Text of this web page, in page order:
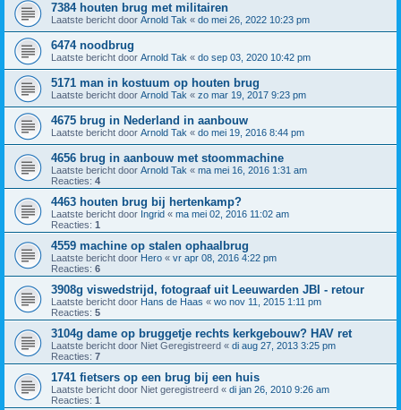
7384 houten brug met militairen
Laatste bericht door Arnold Tak « do mei 26, 2022 10:23 pm
6474 noodbrug
Laatste bericht door Arnold Tak « do sep 03, 2020 10:42 pm
5171 man in kostuum op houten brug
Laatste bericht door Arnold Tak « zo mar 19, 2017 9:23 pm
4675 brug in Nederland in aanbouw
Laatste bericht door Arnold Tak « do mei 19, 2016 8:44 pm
4656 brug in aanbouw met stoommachine
Laatste bericht door Arnold Tak « ma mei 16, 2016 1:31 am
Reacties: 4
4463 houten brug bij hertenkamp?
Laatste bericht door Ingrid « ma mei 02, 2016 11:02 am
Reacties: 1
4559 machine op stalen ophaalbrug
Laatste bericht door Hero « vr apr 08, 2016 4:22 pm
Reacties: 6
3908g viswedstrijd, fotograaf uit Leeuwarden JBI - retour
Laatste bericht door Hans de Haas « wo nov 11, 2015 1:11 pm
Reacties: 5
3104g dame op bruggetje rechts kerkgebouw? HAV ret
Laatste bericht door Niet Geregistreerd « di aug 27, 2013 3:25 pm
Reacties: 7
1741 fietsers op een brug bij een huis
Laatste bericht door Niet geregistreerd « di jan 26, 2010 9:26 am
Reacties: 1